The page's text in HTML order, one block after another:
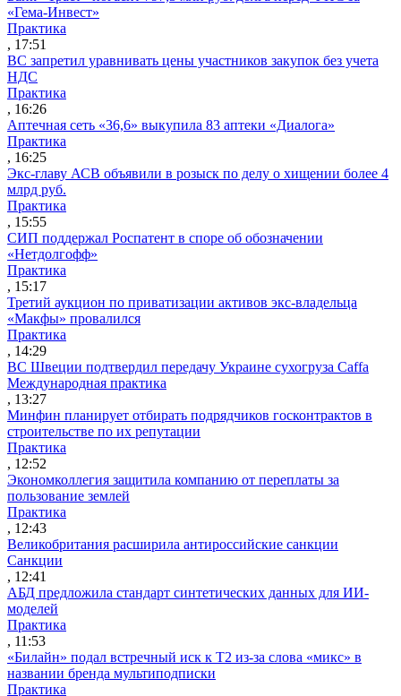
«Гема-Инвест»
Практика
, 17:51
ВС запретил уравнивать цены участников закупок без учета
НДС
Практика
, 16:26
Аптечная сеть «36,6» выкупила 83 аптеки «Диалога»
Практика
, 16:25
Экс-главу АСВ объявили в розыск по делу о хищении более 4
млрд руб.
Практика
, 15:55
СИП поддержал Роспатент в споре об обозначении
«Нетдолгофф»
Практика
, 15:17
Третий аукцион по приватизации активов экс-владельца
«Макфы» провалился
Практика
, 14:29
ВС Швеции подтвердил передачу Украине сухогруза Caffa
Международная практика
, 13:27
Минфин планирует отбирать подрядчиков госконтрактов в
строительстве по их репутации
Практика
, 12:52
Экономколлегия защитила компанию от переплаты за
пользование землей
Практика
, 12:43
Великобритания расширила антироссийские санкции
Санкции
, 12:41
АБД предложила стандарт синтетических данных для ИИ-
моделей
Практика
, 11:53
«Билайн» подал встречный иск к Т2 из-за слова «микс» в
названии бренда мультиподписки
Практика